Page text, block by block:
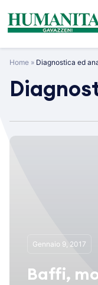
content
Home » Diagnostica ed
Gennaio 9, 2017
Baffi,